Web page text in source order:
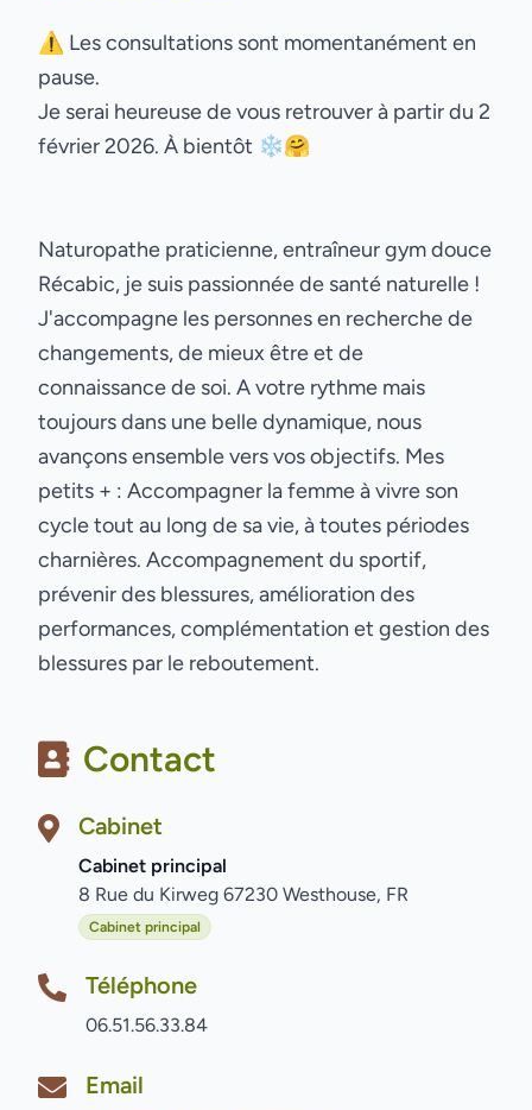
⚠️ Les consultations sont momentanément en
pause.
Je serai heureuse de vous retrouver à partir du 2
février 2026. À bientôt ❄️🤗
Naturopathe praticienne, entraîneur gym douce
Récabic, je suis passionnée de santé naturelle !
J'accompagne les personnes en recherche de
changements, de mieux être et de
connaissance de soi. A votre rythme mais
toujours dans une belle dynamique, nous
avançons ensemble vers vos objectifs. Mes
petits + : Accompagner la femme à vivre son
cycle tout au long de sa vie, à toutes périodes
charnières. Accompagnement du sportif,
prévenir des blessures, amélioration des
performances, complémentation et gestion des
blessures par le reboutement.
Contact
Cabinet
Cabinet principal
8 Rue du Kirweg 67230 Westhouse, FR
Cabinet principal
Téléphone
06.51.56.33.84
Email